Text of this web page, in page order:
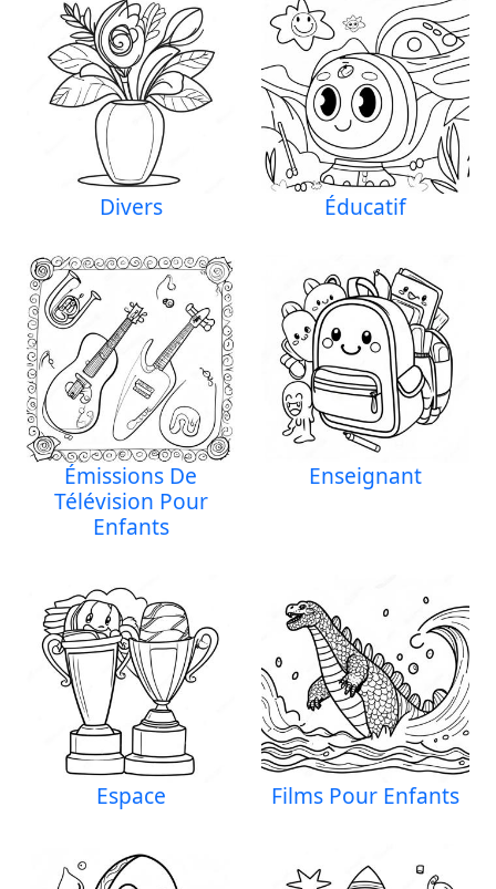
Divers Éducatif
Émissions De
Télévision Pour
Enfants
Enseignant
Espace Films Pour Enfants